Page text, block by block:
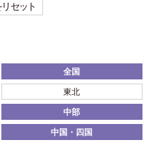
セット
全国
東北
中部
中国・四国